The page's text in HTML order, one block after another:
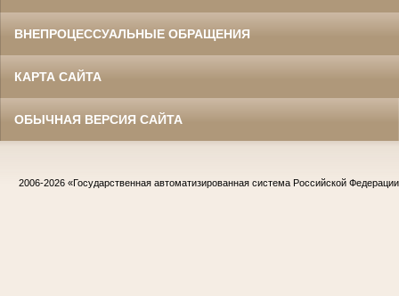
ВНЕПРОЦЕССУАЛЬНЫЕ ОБРАЩЕНИЯ
КАРТА САЙТА
ОБЫЧНАЯ ВЕРСИЯ САЙТА
2006-2026 «Государственная автоматизированная система Российской